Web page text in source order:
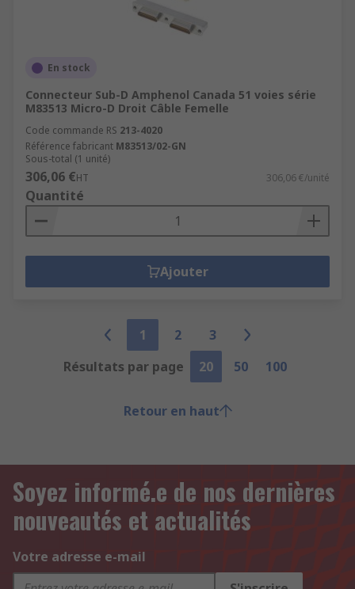
En stock
Connecteur Sub-D Amphenol Canada 51 voies série
M83513 Micro-D Droit Câble Femelle
Code commande RS 213-4020
Référence fabricant M83513/02-GN
Sous-total (1 unité)
306,06 €HT 306,06 €/unité
Quantité
Ajouter
1 2
3
Résultats par page
20 50 100
Retour en haut
Soyez informé.e de nos dernières
nouveautés et actualités
Votre adresse e-mail